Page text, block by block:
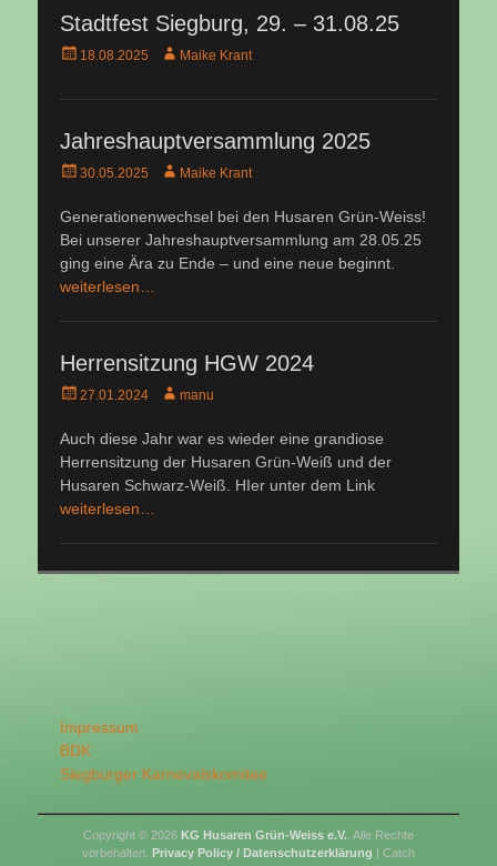
Stadtfest Siegburg, 29. – 31.08.25
Veröffentlicht
18.08.2025 AutorMaike Krant
Jahreshauptversammlung 2025
Veröffentlicht
30.05.2025 AutorMaike Krant
Generationenwechsel bei den Husaren Grün-Weiss!
Bei unserer Jahreshauptversammlung am 28.05.25
ging eine Ära zu Ende – und eine neue beginnt.
weiterlesen…
Herrensitzung HGW 2024
Veröffentlicht
27.01.2024 Autormanu
Auch diese Jahr war es wieder eine grandiose
Herrensitzung der Husaren Grün-Weiß und der
Husaren Schwarz-Weiß. HIer unter dem Link
weiterlesen…
Impressum
BDK
Siegburger Karnevalskomitee
Copyright © 2026 KG Husaren Grün-Weiss e.V. . Alle Rechte
vorbehalten. Privacy Policy / Datenschutzerklärung | Catch